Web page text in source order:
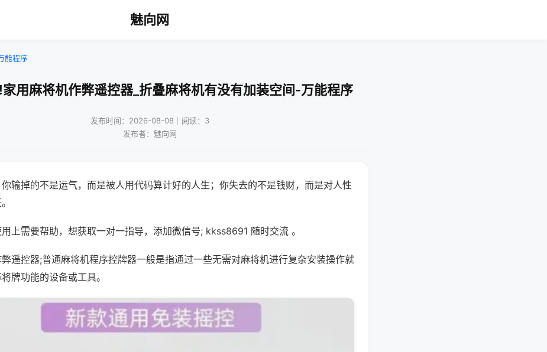
魅向网
能程序
用麻将机作弊遥控器_折叠麻将机有没有加装空间-万能程序
发布时间：2026-08-08｜阅读：3
发布者：魅向网
输掉的不是运气，而是被人用代码算计好的人生；你失去的不是钱财，而是对人性
上需要帮助，想获取一对一指导，添加微信号; kkss8691 随时交流 。
遥控器;普通麻将机程序控牌器一般是指通过一些无需对麻将机进行复杂安装操作就
牌功能的设备或工具。